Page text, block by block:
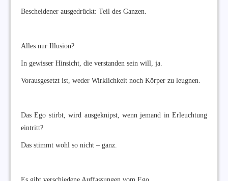
Bescheidener ausgedrückt: Teil des Ganzen.
Alles nur Illusion?
In gewisser Hinsicht, die verstanden sein will, ja.
Vorausgesetzt ist, weder Wirklichkeit noch Körper zu leugnen.
Das Ego stirbt, wird ausgeknipst, wenn jemand in Erleuchtung
eintritt?
Das stimmt wohl so nicht – ganz.